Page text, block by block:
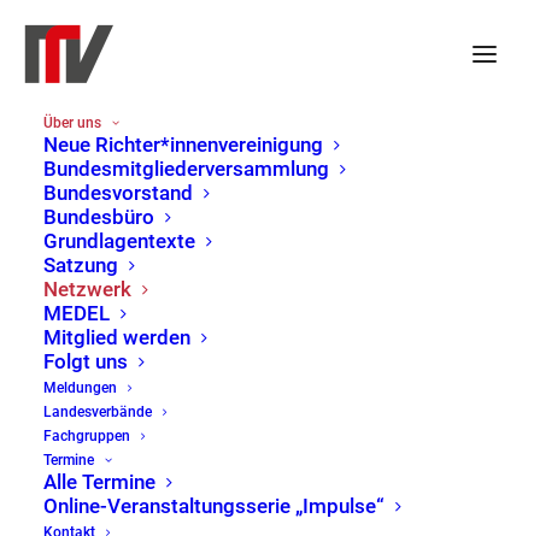
Über uns
Neue Richter*innenvereinigung
Bundesmitgliederversammlung
Bundesvorstand
Bundesbüro
Grundlagentexte
Satzung
Netzwerk
MEDEL
Mitglied werden
Folgt uns
Meldungen
Landesverbände
Fachgruppen
Termine
Alle Termine
Online-Veranstaltungsserie „Impulse“
Kontakt